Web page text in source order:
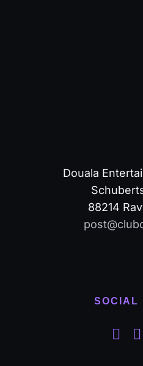
SOCIAL
Douala
88214